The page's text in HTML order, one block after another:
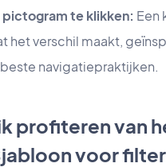
pictogram te klikken: Een
het verschil maakt,
navigatiepraktijken.
profiteren van
voor